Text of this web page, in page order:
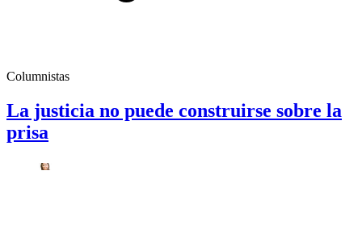
Columnistas
La justicia no puede construirse sobre la
prisa